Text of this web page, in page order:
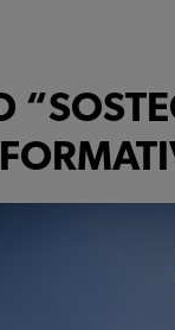
TRASPARENTE